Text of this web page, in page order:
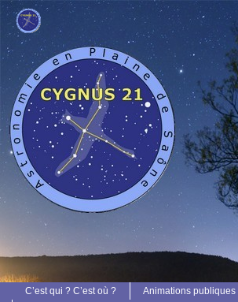
C’est qui ? C’est où ? Animations publiques